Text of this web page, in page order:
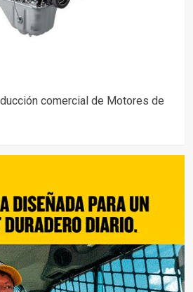
comercial de Motores de